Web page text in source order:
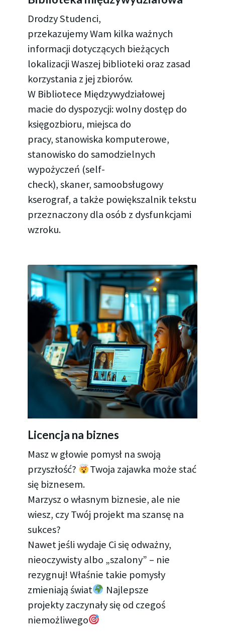
Drodzy Studenci,
przekazujemy Wam kilka ważnych
informacji dotyczących bieżących
lokalizacji Waszej biblioteki oraz zasad
korzystania z jej zbiorów.
W Bibliotece Międzywydziałowej
macie do dyspozycji: wolny dostęp do
księgozbioru, miejsca do
pracy, stanowiska komputerowe,
stanowisko do samodzielnych
wypożyczeń (self-
check), skaner, samoobsługowy
kserograf, a także powiększalnik tekstu
przeznaczony dla osób z dysfunkcjami
wzroku.
Licencja na biznes
Masz w głowie pomysł na swoją
przyszłość?
Twoja zajawka może stać
się biznesem.
Marzysz o własnym biznesie, ale nie
wiesz, czy Twój projekt ma szansę na
sukces?
Nawet jeśli wydaje Ci się odważny,
nieoczywisty albo „szalony” – nie
rezygnuj! Właśnie takie pomysły
zmieniają świat
Najlepsze
projekty zaczynały się od czegoś
niemożliwego